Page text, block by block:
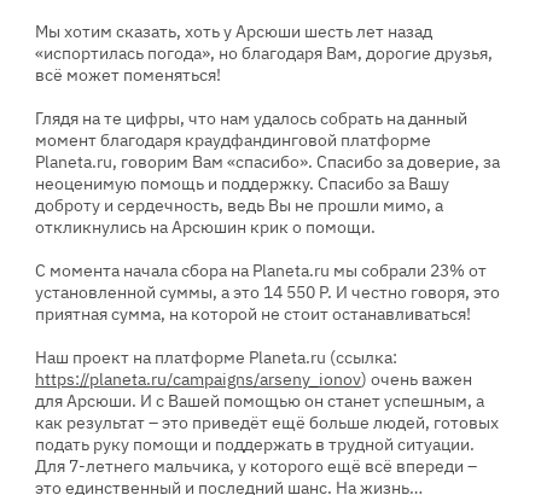
Мы хотим сказать, хоть у Арсюши шесть лет назад
«испортилась погода», но благодаря Вам, дорогие друзья,
всё может поменяться!
Глядя на те цифры, что нам удалось собрать на данный
момент благодаря краудфандинговой платформе
Planeta.ru, говорим Вам «спасибо». Спасибо за доверие, за
неоценимую помощь и поддержку. Спасибо за Вашу
доброту и сердечность, ведь Вы не прошли мимо, а
откликнулись на Арсюшин крик о помощи.
С момента начала сбора на Planeta.ru мы собрали 23% от
установленной суммы, а это 14 550 Р. И честно говоря, это
приятная сумма, на которой не стоит останавливаться!
Наш проект на платформе Planeta.ru (ссылка:
https://planeta.ru/campaigns/arseny_ionov) очень важен
для Арсюши. И с Вашей помощью он станет успешным, а
как результат – это приведёт ещё больше людей, готовых
подать руку помощи и поддержать в трудной ситуации.
Для 7-летнего мальчика, у которого ещё всё впереди –
это единственный и последний шанс. На жизнь…